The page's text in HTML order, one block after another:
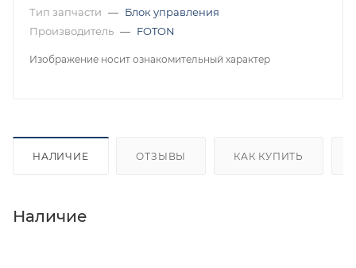
Тип запчасти — Блок управления
Производитель — FOTON
Изображение носит ознакомительный характер
НАЛИЧИЕ ОТЗЫВЫ КАК КУПИТЬ
Наличие